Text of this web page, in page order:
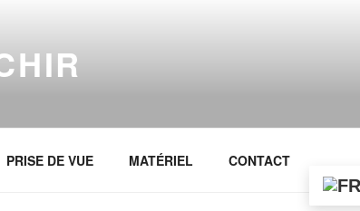
PRISE DE VUE MATÉRIEL CONTACT